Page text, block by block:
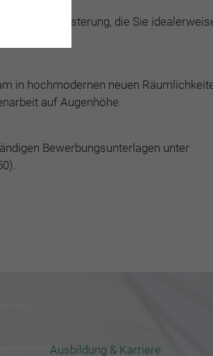
Begeisterung, die Sie
in hochmodernen neuen
auf Augenhöhe.
Bewerbungsunterlagen unter
Ausbildung & Karriere